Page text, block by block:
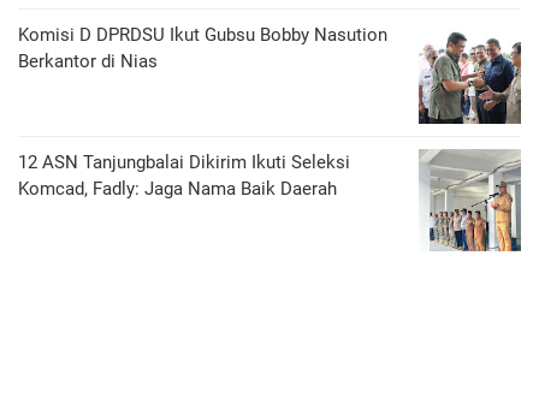
Komisi D DPRDSU Ikut Gubsu Bobby Nasution
Berkantor di Nias
12 ASN Tanjungbalai Dikirim Ikuti Seleksi
Komcad, Fadly: Jaga Nama Baik Daerah